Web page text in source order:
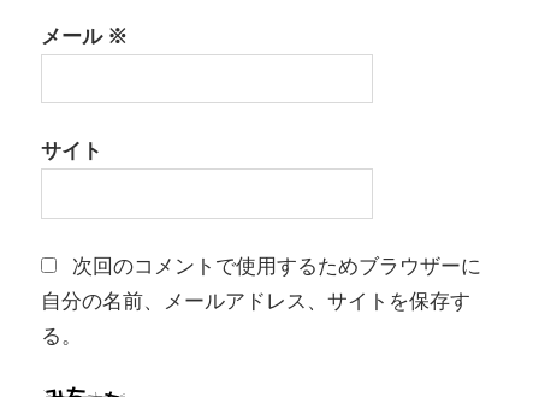
メール※
サイト
次回のコメントで使用するためブラウザーに
自分の名前、メールアドレス、サイトを保存す
る。